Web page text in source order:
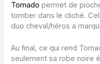
Tornado permet de
tomber dans le cliché.
duo cheval/héros a
Au final, ce qui rend
seulement sa robe noire